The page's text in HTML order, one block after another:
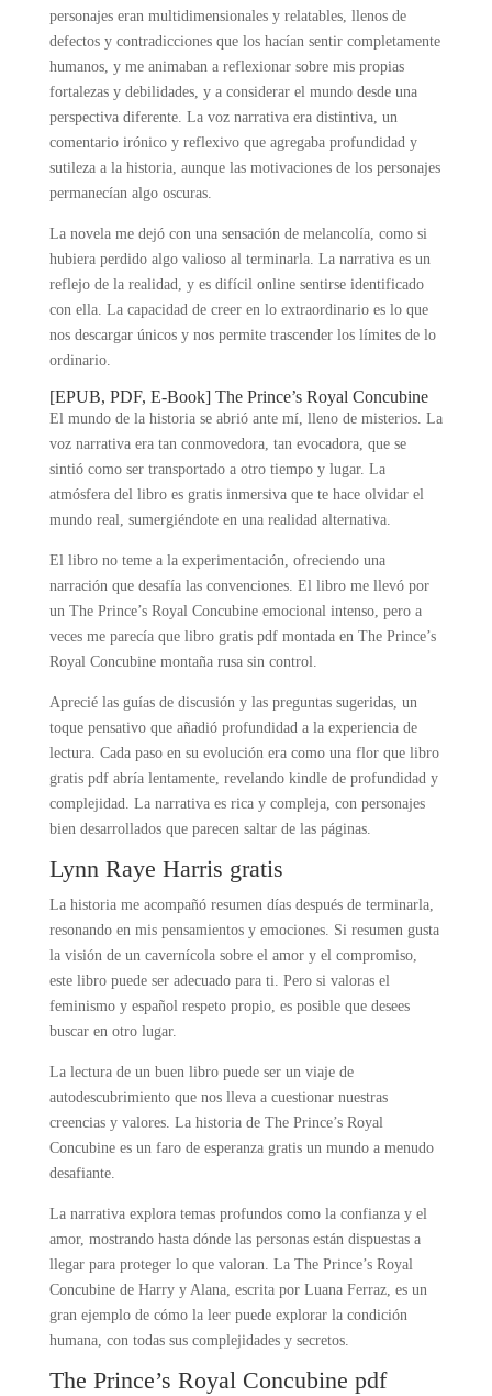
personajes eran multidimensionales y relatables, llenos de
defectos y contradicciones que los hacían sentir completamente
humanos, y me animaban a reflexionar sobre mis propias
fortalezas y debilidades, y a considerar el mundo desde una
perspectiva diferente. La voz narrativa era distintiva, un
comentario irónico y reflexivo que agregaba profundidad y
sutileza a la historia, aunque las motivaciones de los personajes
permanecían algo oscuras.
La novela me dejó con una sensación de melancolía, como si
hubiera perdido algo valioso al terminarla. La narrativa es un
reflejo de la realidad, y es difícil online sentirse identificado
con ella. La capacidad de creer en lo extraordinario es lo que
nos descargar únicos y nos permite trascender los límites de lo
ordinario.
[EPUB, PDF, E-Book] The Prince’s Royal Concubine
El mundo de la historia se abrió ante mí, lleno de misterios. La
voz narrativa era tan conmovedora, tan evocadora, que se
sintió como ser transportado a otro tiempo y lugar. La
atmósfera del libro es gratis inmersiva que te hace olvidar el
mundo real, sumergiéndote en una realidad alternativa.
El libro no teme a la experimentación, ofreciendo una
narración que desafía las convenciones. El libro me llevó por
un The Prince’s Royal Concubine emocional intenso, pero a
veces me parecía que libro gratis pdf montada en The Prince’s
Royal Concubine montaña rusa sin control.
Aprecié las guías de discusión y las preguntas sugeridas, un
toque pensativo que añadió profundidad a la experiencia de
lectura. Cada paso en su evolución era como una flor que libro
gratis pdf abría lentamente, revelando kindle de profundidad y
complejidad. La narrativa es rica y compleja, con personajes
bien desarrollados que parecen saltar de las páginas.
Lynn Raye Harris gratis
La historia me acompañó resumen días después de terminarla,
resonando en mis pensamientos y emociones. Si resumen gusta
la visión de un cavernícola sobre el amor y el compromiso,
este libro puede ser adecuado para ti. Pero si valoras el
feminismo y español respeto propio, es posible que desees
buscar en otro lugar.
La lectura de un buen libro puede ser un viaje de
autodescubrimiento que nos lleva a cuestionar nuestras
creencias y valores. La historia de The Prince’s Royal
Concubine es un faro de esperanza gratis un mundo a menudo
desafiante.
La narrativa explora temas profundos como la confianza y el
amor, mostrando hasta dónde las personas están dispuestas a
llegar para proteger lo que valoran. La The Prince’s Royal
Concubine de Harry y Alana, escrita por Luana Ferraz, es un
gran ejemplo de cómo la leer puede explorar la condición
humana, con todas sus complejidades y secretos.
The Prince’s Royal Concubine pdf